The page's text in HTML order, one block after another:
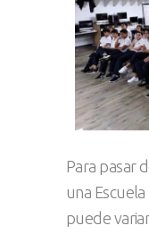
Para pasar
una
puede